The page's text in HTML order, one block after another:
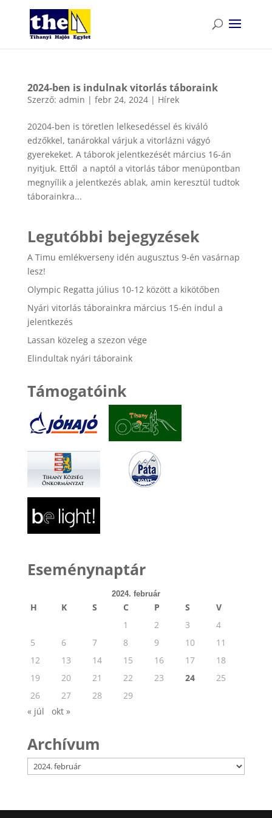
2024-ben is indulnak vitorlás táboraink
Szerző: admin | febr 24, 2024| Hírek
20204-ben is töretlen lelkesedéssel és kiváló
edzőkkel, tanárokkal várjuk a vitorlázni vágyó
gyerekeket. A táborok jelentkezését március 16-án
nyitjuk. Ettől a naptól a vitorlás tábor menüpontban
megnyílik a jelentkezés ablak, amin keresztül tudtok
táborainkra...
Legutóbbi bejegyzések
A Timu emlékverseny idén augusztus 9-én vasárnap
lesz!
Olympic Regatta július 10-12 között a kikötőben
Nyári vitorlás táborainkra március 15-én indul a
jelentkezés
Lassan közeleg a szezon vége
Elindultak nyári táboraink
Támogatóink
Eseménynaptár
2024. február
H K S C P S
V
1
2 3
4
5
6 7 8 9 10
11
12
13 14 15 16 17
18
19
20 21 22 23 24
25
26
27 28
29
« júl
okt »
Archívum
Archívum